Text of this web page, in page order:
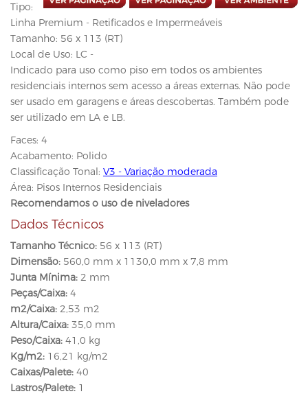
Tipo:
Linha Premium - Retificados e Impermeáveis
Tamanho: 56 x 113 (RT)
Local de Uso: LC -
Indicado para uso como piso em todos os ambientes
residenciais internos sem acesso a áreas externas. Não pode
ser usado em garagens e áreas descobertas. Também pode
ser utilizado em LA e LB.
Faces: 4
Acabamento: Polido
Classificação Tonal: V3 - Variação moderada
Área: Pisos Internos Residenciais
Recomendamos o uso de niveladores
Dados Técnicos
Tamanho Técnico: 56 x 113 (RT)
Dimensão: 560,0 mm x 1130,0 mm x 7,8 mm
Junta Mínima: 2 mm
Peças/Caixa: 4
m2/Caixa: 2,53 m2
Altura/Caixa: 35,0 mm
Peso/Caixa: 41,0 kg
Kg/m2: 16,21 kg/m2
Caixas/Palete: 40
Lastros/Palete: 1